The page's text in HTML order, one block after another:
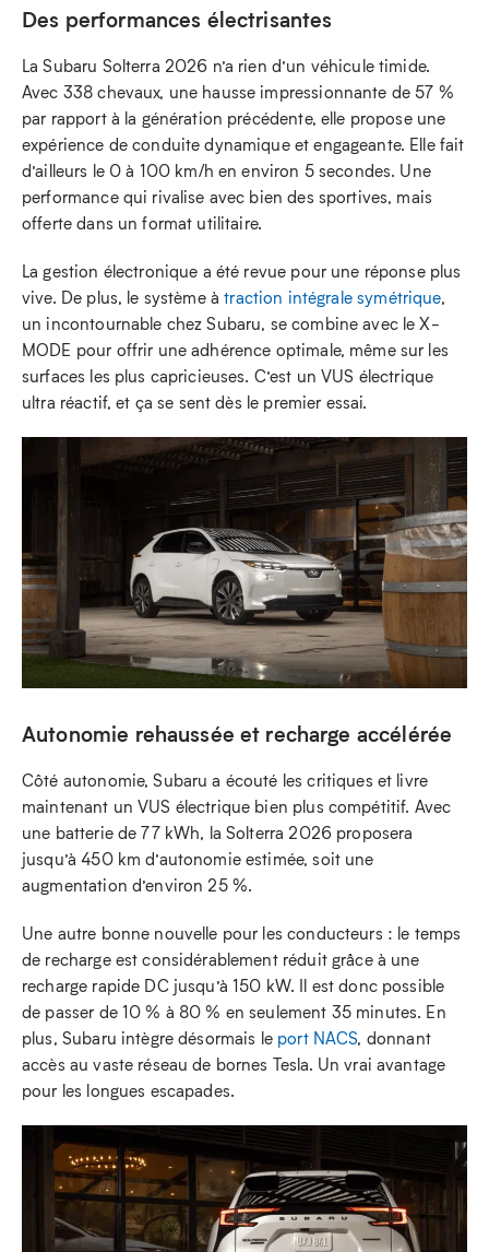
Des performances électrisantes
La Subaru Solterra 2026 n’a rien d’un véhicule timide.
Avec 338 chevaux, une hausse impressionnante de 57 %
par rapport à la génération précédente, elle propose une
expérience de conduite dynamique et engageante. Elle fait
d’ailleurs le 0 à 100 km/h en environ 5 secondes. Une
performance qui rivalise avec bien des sportives, mais
offerte dans un format utilitaire.
La gestion électronique a été revue pour une réponse plus
vive. De plus, le système àtraction intégrale symétrique,
un incontournable chez Subaru, se combine avec le X-
MODE pour offrir une adhérence optimale, même sur les
surfaces les plus capricieuses. C’est un VUS électrique
ultra réactif, et ça se sent dès le premier essai.
Autonomie rehaussée et recharge accélérée
Côté autonomie, Subaru a écouté les critiques et livre
maintenant un VUS électrique bien plus compétitif. Avec
une batterie de 77 kWh, la Solterra 2026 proposera
jusqu’à 450 km d’autonomie estimée, soit une
augmentation d’environ 25 %.
Une autre bonne nouvelle pour les conducteurs : le temps
de recharge est considérablement réduit grâce à une
recharge rapide DC jusqu’à 150 kW. Il est donc possible
de passer de 10 % à 80 % en seulement 35 minutes. En
plus, Subaru intègre désormais le port NACS, donnant
accès au vaste réseau de bornes Tesla. Un vrai avantage
pour les longues escapades.